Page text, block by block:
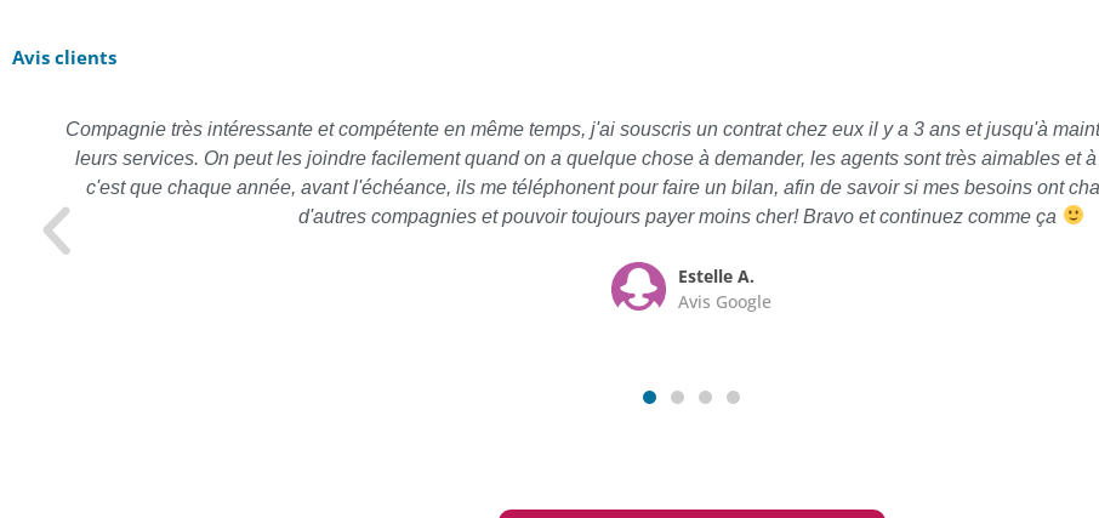
Avis clients
Compagnie très intéressante et compétente en même temps, j'ai souscris un contrat chez eux il y a 3 ans et jusqu'à
leurs services. On peut les joindre facilement quand on a quelque chose à demander, les agents sont très aimables et
c'est que chaque année, avant l'échéance, ils me téléphonent pour faire un bilan, afin de savoir si mes besoins ont
d'autres compagnies et pouvoir toujours payer moins cher! Bravo et continuez comme ça
Estelle A.
Avis Google